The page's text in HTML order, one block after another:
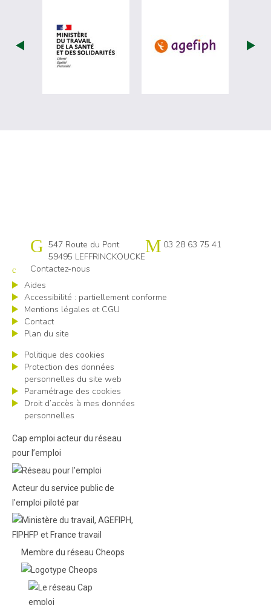
visiter les site de Ministère du travail
visiter les
Cap emploi 59-62 Flandres littoral
547 Route du Pont
59495 LEFFRINCKOUCKE
03 28 63 75 41
Contactez-nous
Aides
Accessibilité : partiellement conforme
Mentions légales et CGU
Contact
Plan du site
Politique des cookies
Protection des données
personnelles du site web
Paramétrage des cookies
Droit d’accès à mes données
personnelles
Cap emploi acteur du réseau
pour l’emploi
Acteur du service public de
l'emploi piloté par
Membre du réseau Cheops